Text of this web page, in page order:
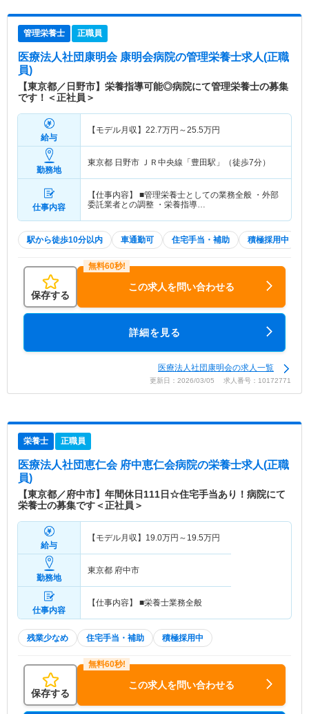
管理栄養士 正職員
医療法人社団康明会 康明会病院の管理栄養士求人(正職
員)
【東京都／日野市】栄養指導可能◎病院にて管理栄養士の募集
です！＜正社員＞
給与
【モデル月収】 22.7万円～25.5万円
勤務地
東京都 日野市 ＪＲ中央線「豊田駅」（徒歩7分）
仕事内容
【仕事内容】 ■管理栄養士としての業務全般 ・外部
委託業者との調整 ・栄養指導…
駅から徒歩10分以内 車通勤可 住宅手当・補助 積極採用中
保存する
この求人を問い合わせる
詳細を見る
医療法人社団康明会の求人一覧
更新日：2026/03/05 求人番号：10172771
栄養士 正職員
医療法人社団恵仁会 府中恵仁会病院の栄養士求人(正職
員)
【東京都／府中市】年間休日111日☆住宅手当あり！病院にて
栄養士の募集です＜正社員＞
給与
【モデル月収】 19.0万円～ 19.5万円
勤務地
東京都 府中市
仕事内容
【仕事内容】 ■栄養士業務全般
残業少なめ 住宅手当・補助 積極採用中
保存する
この求人を問い合わせる